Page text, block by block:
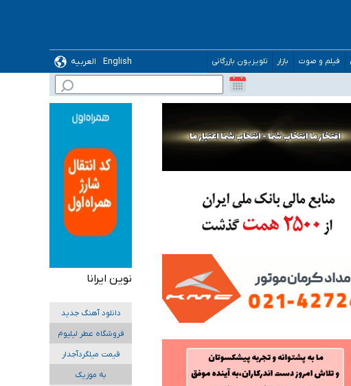
فیلم و صوت بازار تلویزیون بازرگانی English
العربیه
را بگیرد
سوءاستفاده
نوین ایرانا
دانلود آهنگ جدید
فروشگاه عطر لیلیوم
قیمت میلگردآجدار
به موزیک